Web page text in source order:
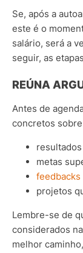
Se, após a
este é o
salário, será a
seguir, as
REÚNA
Antes de
concretos
metas
feedbacks
projetos
Lembre-se de
considerados
melhor